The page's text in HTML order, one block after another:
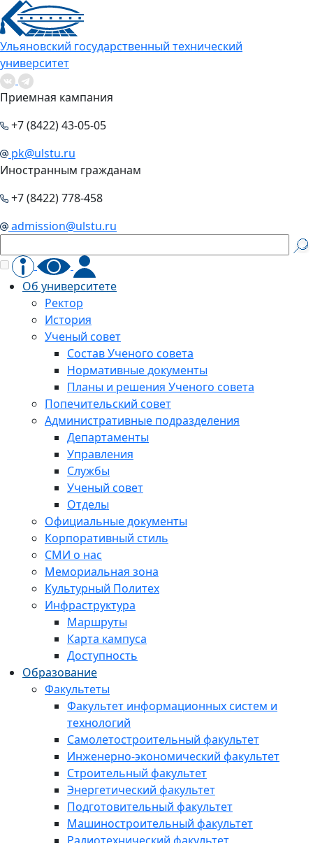
Ульяновский государственный технический
университет
Приемная кампания
+7 (8422) 43-05-05
pk@ulstu.ru
Иностранным гражданам
+7 (8422) 778-458
admission@ulstu.ru
Об университете
Ректор
История
Ученый совет
Состав Ученого совета
Нормативные документы
Планы и решения Ученого совета
Попечительский совет
Административные подразделения
Департаменты
Управления
Службы
Ученый совет
Отделы
Официальные документы
Корпоративный стиль
СМИ о нас
Мемориальная зона
Культурный Политех
Инфраструктура
Маршруты
Карта кампуса
Доступность
Образование
Факультеты
Факультет информационных систем и
технологий
Самолетостроительный факультет
Инженерно-экономический факультет
Строительный факультет
Энергетический факультет
Подготовительный факультет
Машиностроительный факультет